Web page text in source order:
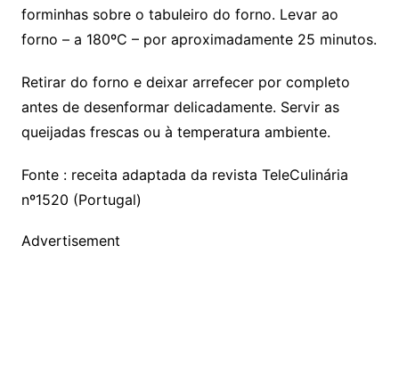
forminhas sobre o tabuleiro do forno. Levar ao
forno – a 180ºC – por aproximadamente 25 minutos.
Retirar do forno e deixar arrefecer por completo
antes de desenformar delicadamente. Servir as
queijadas frescas ou à temperatura ambiente.
Fonte : receita adaptada da revista TeleCulinária
nº1520 (Portugal)
Advertisement